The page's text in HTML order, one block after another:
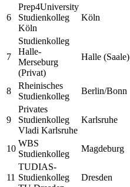
6
Prep4University
Studienkolleg
Köln
Köln
7
Studienkolleg
Halle-
Merseburg
(Privat)
Halle (Saale)
8
Rheinisches
Studienkolleg
Berlin/Bonn
9
Privates
Studienkolleg
Vladi Karlsruhe
Karlsruhe
10
WBS
Studienkolleg
Magdeburg
11
TUDIAS-
Studienkolleg
Dresden